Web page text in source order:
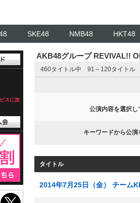
SKE48 NMB48 HKT48
スに加
AKB48グループ REVIVAL!!
460タイトル中 91～120タイトル
公演内容を選択し
キーワードから公演
タイトル
2014年7月25日（金） チーム